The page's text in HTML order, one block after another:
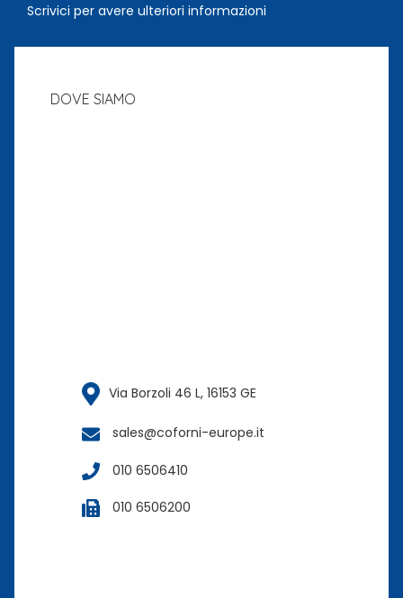
Scrivici per avere ulteriori informazioni
DOVE SIAMO
Via Borzoli 46 L, 16153 GE
sales@coforni-europe.it
010 6506410
010 6506200